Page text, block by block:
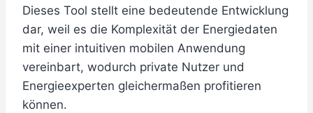
Dieses Tool stellt eine bedeutende Entwicklung
dar, weil es die Komplexität der Energiedaten
mit einer intuitiven mobilen Anwendung
vereinbart, wodurch private Nutzer und
Energieexperten gleichermaßen profitieren
können.